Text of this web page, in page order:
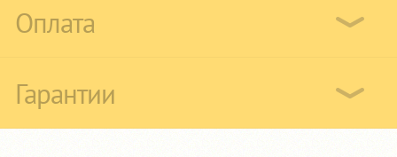
Оплата
Гарантии